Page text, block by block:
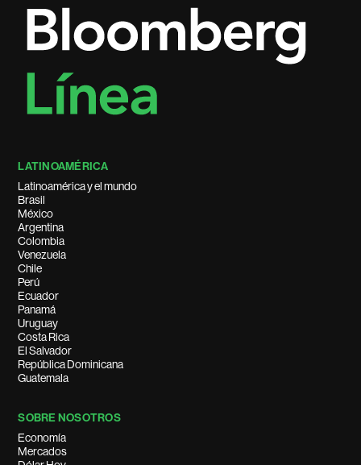
LATINOAMÉRICA
Latinoamérica y el mundo
Brasil
México
Argentina
Colombia
Venezuela
Chile
Perú
Ecuador
Panamá
Uruguay
Costa Rica
El Salvador
República Dominicana
Guatemala
SOBRE NOSOTROS
Economía
Mercados